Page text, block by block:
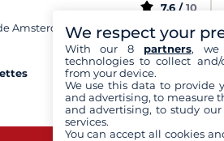
Amsterdam)
7,6 / 10
à partir de 1 559 €
We respect your
With our 8 partners, we
technologies to collect
from your device.
We use this data to provide
and advertising, to measure
and advertising, to study
services.
You can accept all cookies